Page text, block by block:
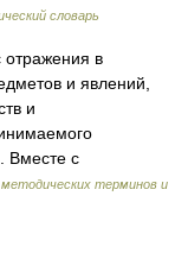
словарь
в
и явлений,
и
Вместе с
терминов и